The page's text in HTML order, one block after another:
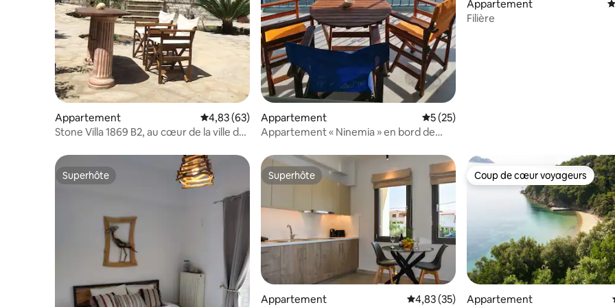
Appartement Évaluation moyenne sur la base de 63 commentaires : 4,83 sur 5
4,83 (63)
Stone Villa 1869 B2, au cœur de la ville de
Appartement Évaluation moyenne sur la base de 25
5 (25)
Appartement « Ninemia » en bord de
Appartement
Filière
Superhôte
Superhôte Superhôte
Superhôte
Appartement Évaluation moyenne sur la base de 35
4,83 (35)
Coup de cœur voyageurs
Coup de cœur voyageurs
Appartement